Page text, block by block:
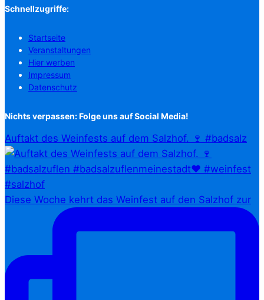
Schnellzugriffe:
Startseite
Veranstaltungen
Hier werben
Impressum
Datenschutz
Nichts verpassen: Folge uns auf Social Media!
Auftakt des Weinfests auf dem Salzhof. 🍷 #badsalz
Diese Woche kehrt das Weinfest auf den Salzhof zur